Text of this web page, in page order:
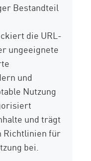
Bestandteil
die URL-
ungeeignete
und
Nutzung
und trägt
Richtlinien für
bei.